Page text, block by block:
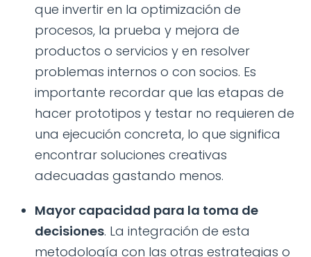
que invertir en la optimización de
procesos, la prueba y mejora de
productos o servicios y en resolver
problemas internos o con socios. Es
importante recordar que las etapas de
hacer prototipos y testar no requieren de
una ejecución concreta, lo que significa
encontrar soluciones creativas
adecuadas gastando menos.
Mayor capacidad para la toma de
decisiones. La integración de esta
metodología con las otras estrategias o